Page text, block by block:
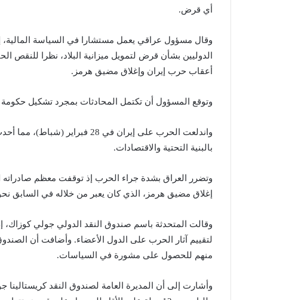
أي قرض.
وقال مسؤول عراقي يعمل مستشارا في السياسة المالية،
‌الدوليين بشأن ‌قرض لتمويل ميزانية البلاد، نظرا للنقص
أعقاب حرب إيران وإغلاق مضيق هرمز.
وتوقع المسؤول أن تكتمل المحادثات بمجرد تشكيل حكومة
واندلعت الحرب على إيران في
بالبنية التحتية والاقتصادات.
وتضرر العراق بشدة جراء الحرب إذ توقفت معظم صادراته
إغلاق مضيق هرمز، الذي كان ‌يعبر من خلاله في السابق ‌نحو 20 بالمئة من إمدادات النفط الخام
وقالت المتحدثة باسم صندوق ‌النقد الدولي جولي كوزاك،
لتقييم آثار الحرب على الدول الأعضاء. وأضافت أن
منهم للحصول على مشورة في السياسات.
وأشارت إلى أن المديرة العامة لصندوق النقد